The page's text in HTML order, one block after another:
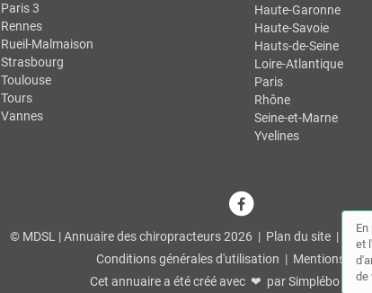
Paris 3
Rennes
Rueil-Malmaison
Strasbourg
Toulouse
Tours
Vannes
Haute-Garonne
Haute-Savoie
Hauts-de-Seine
Loire-Atlantique
Paris
Rhône
Seine-et-Marne
Yvelines
© MDSL | Annuaire des chiropracteurs 2026 | Plan du site|
Conditions générales d'utilisation | Mentions
Cet annuaire a été créé avec ❤ parSimplébo
et
de